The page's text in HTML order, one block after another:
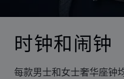
时钟和闹钟
每款男士和女士奢华座钟